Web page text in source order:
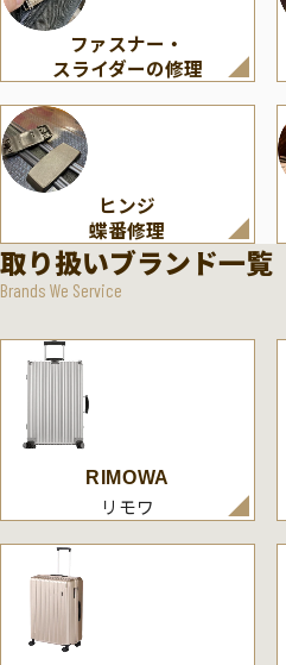
ファスナー・
スライダーの修理
ヒンジ
蝶番修理
取り扱いブランド一覧
Brands We Service
RIMOWA
リモワ